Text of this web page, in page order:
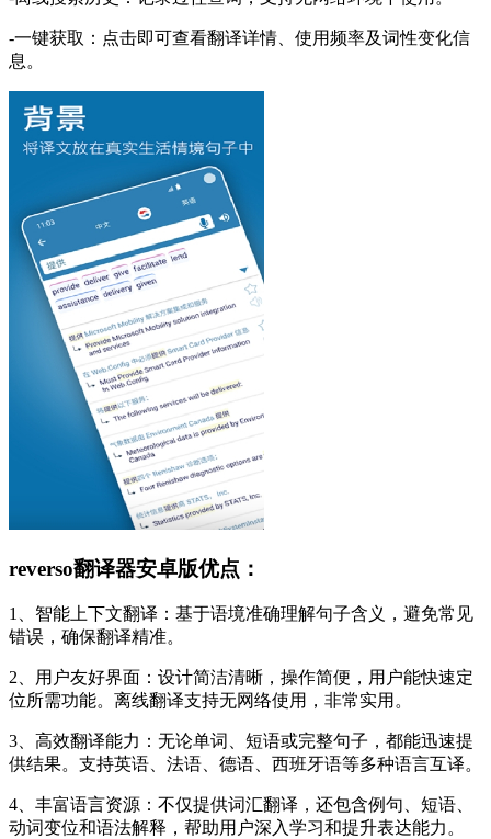
-一键获取：点击即可查看翻译详情、使用频率及词性变化信
息。
reverso翻译器安卓版优点：
1、智能上下文翻译：基于语境准确理解句子含义，避免常见
错误，确保翻译精准。
2、用户友好界面：设计简洁清晰，操作简便，用户能快速定
位所需功能。离线翻译支持无网络使用，非常实用。
3、高效翻译能力：无论单词、短语或完整句子，都能迅速提
供结果。支持英语、法语、德语、西班牙语等多种语言互译。
4、丰富语言资源：不仅提供词汇翻译，还包含例句、短语、
动词变位和语法解释，帮助用户深入学习和提升表达能力。